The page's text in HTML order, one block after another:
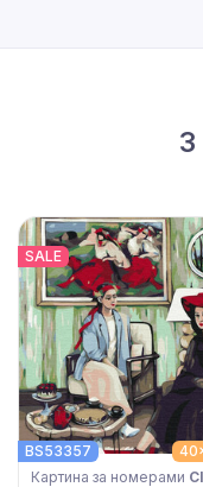
З
SALE
BS53357
Картина за номерами